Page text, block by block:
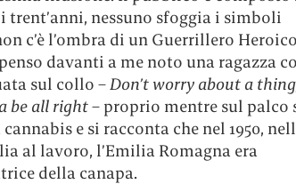
nessuno sfoggia i simboli
c’è l’ombra di un Guerrillero
davanti a me noto una ragazza
sul collo –Don’t worry about a
be all right– proprio mentre sul palco
e si racconta che nel 1950,
al lavoro, l’Emilia Romagna era
della canapa.